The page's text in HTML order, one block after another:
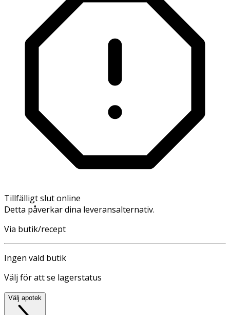
Tillfälligt slut online
Detta påverkar dina leveransalternativ.
Via butik/recept
Ingen vald butik
Välj för att se lagerstatus
Välj apotek